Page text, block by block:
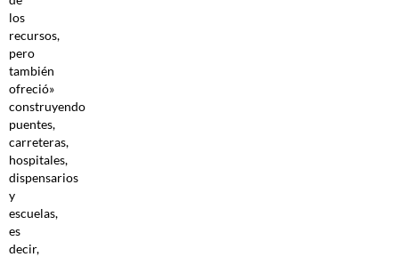
los
recursos,
pero
también
ofreció»
construyendo
puentes,
carreteras,
hospitales,
dispensarios
y
escuelas,
es
decir,